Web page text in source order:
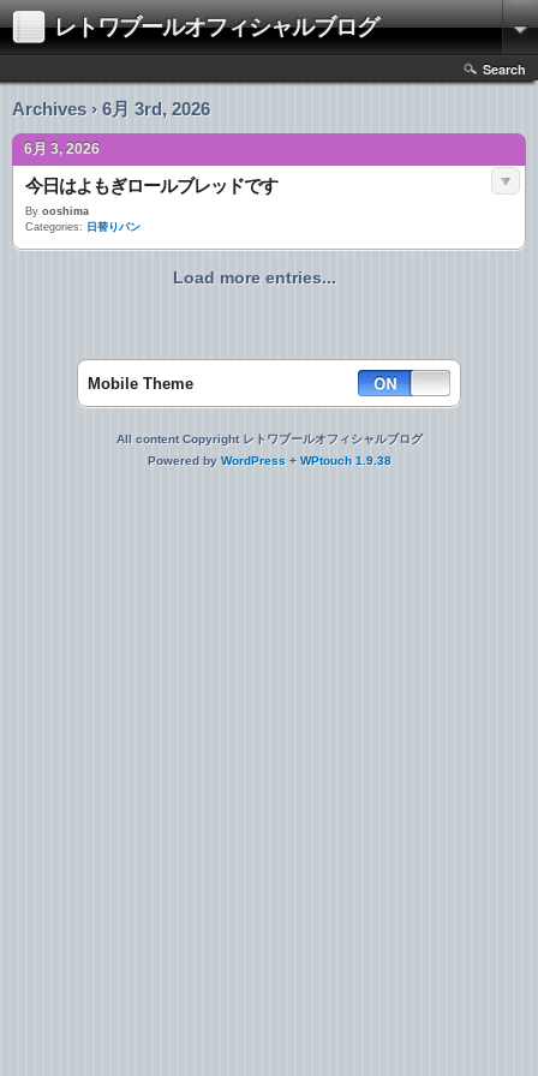
レトワブールオフィシャルブログ
Search
Archives › 6月 3rd, 2026
6月 3, 2026
今日はよもぎロールブレッドです
By ooshima
Categories: 日替りパン
Load more entries...
Mobile Theme
All content Copyright レトワブールオフィシャルブログ
Powered by WordPress + WPtouch 1.9.38